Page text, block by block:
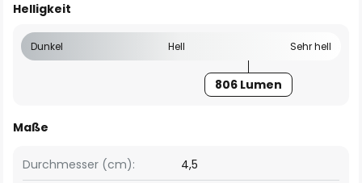
Helligkeit
Dunkel Hell Sehr hell
806 Lumen
Maße
Durchmesser (cm): 4,5